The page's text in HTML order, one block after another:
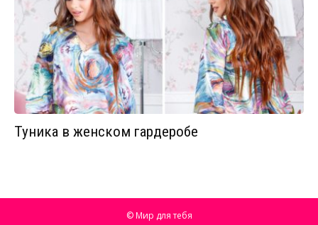
Туника в женском гардеробе
© Мир для тебя